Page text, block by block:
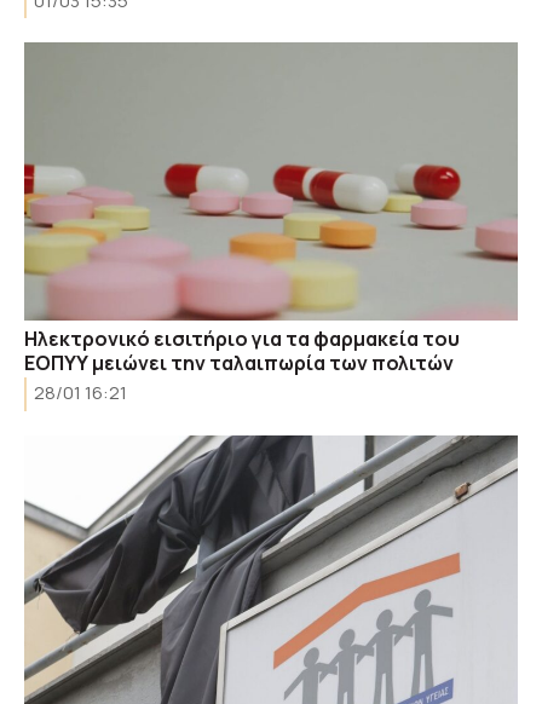
Ηλεκτρονικό εισιτήριο για τα φαρμακεία του
ΕΟΠΥΥ μειώνει την ταλαιπωρία των πολιτών
28/01 16:21